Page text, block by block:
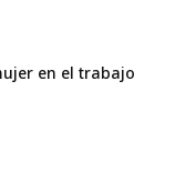
en el trabajo